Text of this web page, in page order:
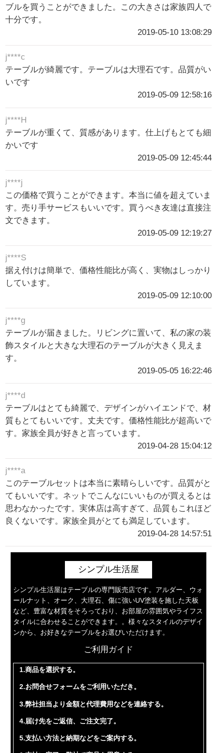
ブルを買うことができました。この大きさは家族四人で
十分です。
2019-05-10 13:08:29
j****c
テーブルが綺麗です。テーブルは大理石です。品質がい
いです
2019-05-09 12:58:16
j****H
テーブルが重くて、質感があります。仕上げもとても細
かいです
2019-05-09 12:45:44
j****j
この価格で買うことができます。本当に値を超えていま
す。売り手サービスもいいです。買うべき友達は直接注
文できます。
2019-05-09 12:19:27
j****S
据え付けは簡単で、価格性能比が高く、実物はしっかり
しています。
2019-05-09 12:10:00
j****g
テーブルが届きました。リビングに置いて、私の家の装
飾スタイルと大きな大理石のテーブルが大きく見えま
す。
2019-05-05 16:22:46
j****d
テーブルはとても綺麗で、デザインがハイエンドで、材
質もとてもいいです。丈夫です。価格性能比が超高いで
す。家族全員が好きと言っています。
2019-04-28 15:04:12
j****a
このテーブルセットは本当に素晴らしいです。品質がと
てもいいです。ネットでこんなにいいものが買えるとは
思わなかったです。実体店は高すぎて、品質もこれほど
良くないです。家族全員がとても満足しています。
2019-04-28 14:57:51
シンプル生活屋
シンプル生活屋はテーブルの専門販売店です。アルダー、ウォ
ールナット、オーク、大理石、傷に強いUV塗装を施した天板
など、豊富な材質をそろっており、お部屋の雰囲気やライフス
タイルに合わせることができます。。様々なスタイルのデザイ
ンから、お好きなテーブルをお選びいただけます。
ご利用ガイド
1.商品を選択する。
2.お問合せフォームをご利用いただき。
3.弊社担当より金額と代理費用などを連絡する。
4.届け先をご返信、ご注文完了。
5.支払い方法と納期などをご案内する。